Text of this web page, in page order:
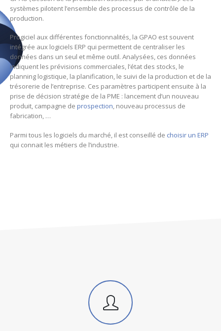
systèmes pilotent l’ensemble des processus de contrôle de la
production.
Progiciel aux différentes fonctionnalités, la GPAO est souvent
intégrée aux logiciels ERP qui permettent de centraliser les
données dans un seul et même outil. Analysées, ces données
indiquent les prévisions commerciales, l’état des stocks, le
planning logistique, la planification, le suivi de la production et de la
trésorerie de l’entreprise. Ces paramètres participent ensuite à la
prise de décision stratégie de la PME : lancement d’un nouveau
produit, campagne de prospection, nouveau processus de
fabrication, …
Parmi tous les logiciels du marché, il est conseillé de choisir un ERP
qui connait les métiers de l’industrie.